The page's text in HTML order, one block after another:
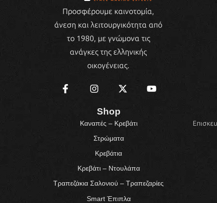
Προσφέρουμε καινοτομία,
άνεση και λειτουργικότητα από
το 1980, με γνώμονα τις
ανάγκες της ελληνικής
οικογένειας.
Shop
Καναπές – Κρεβάτι
Στρώματα
Κρεβάτια
Κρεβάτι – Ντουλάπα
Τραπεζάκια Σαλονιού – Τραπεζαρίες
Smart Έπιπλα